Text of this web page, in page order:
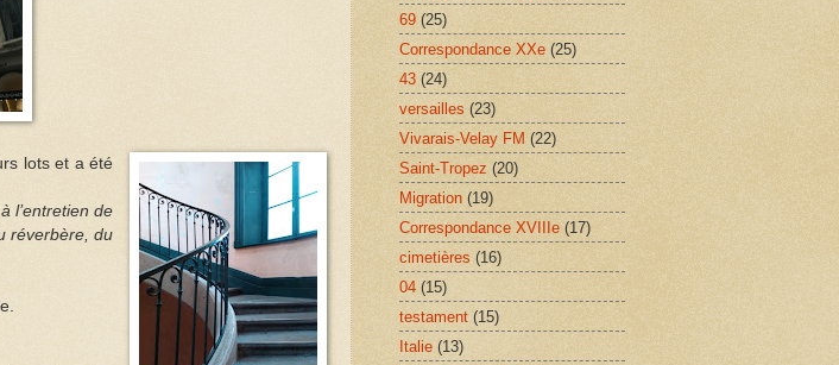
lots et a été
l’entretien de
réverbère, du
69 (25)
Correspondance XXe (25)
43 (24)
versailles (23)
Vivarais-Velay FM (22)
Saint-Tropez (20)
Migration (19)
Correspondance XVIIIe (17)
cimetières (16)
04 (15)
testament (15)
Italie (13)